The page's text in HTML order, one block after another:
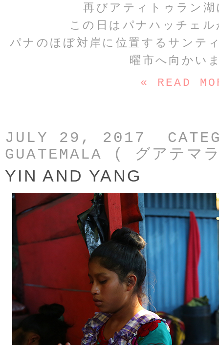
再びアティトゥラン
この日はパナハッチェ
パナのほぼ対岸に位置するサンテ
曜市へ向かい
« READ
JULY 29, 2017
GUATEMALA ( グアテマ
YIN AND YANG